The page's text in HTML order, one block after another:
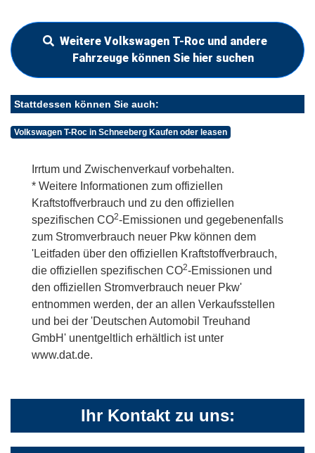
Weitere Volkswagen T-Roc und andere
Fahrzeuge können Sie hier suchen
Stattdessen können Sie auch:
Volkswagen T-Roc in Schneeberg Kaufen oder leasen
Irrtum und Zwischenverkauf vorbehalten.
* Weitere Informationen zum offiziellen
Kraftstoffverbrauch und zu den offiziellen
spezifischen CO2-Emissionen und gegebenenfalls
zum Stromverbrauch neuer Pkw können dem
'Leitfaden über den offiziellen Kraftstoffverbrauch,
die offiziellen spezifischen CO2-Emissionen und
den offiziellen Stromverbrauch neuer Pkw'
entnommen werden, der an allen Verkaufsstellen
und bei der 'Deutschen Automobil Treuhand
GmbH' unentgeltlich erhältlich ist unter
www.dat.de.
Ihr Kontakt zu uns: